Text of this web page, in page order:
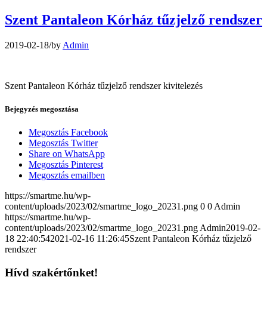
Szent Pantaleon Kórház tűzjelző rendszer
2019-02-18/by Admin
Szent Pantaleon Kórház tűzjelző rendszer kivitelezés
Bejegyzés megosztása
Megosztás Facebook
Megosztás Twitter
Share on WhatsApp
Megosztás Pinterest
Megosztás emailben
https://smartme.hu/wp-
content/uploads/2023/02/smartme_logo_20231.png 0 0 Admin
https://smartme.hu/wp-
content/uploads/2023/02/smartme_logo_20231.png Admin2019-02-
18 22:40:542021-02-16 11:26:45Szent Pantaleon Kórház tűzjelző
rendszer
Hívd szakértőnket!